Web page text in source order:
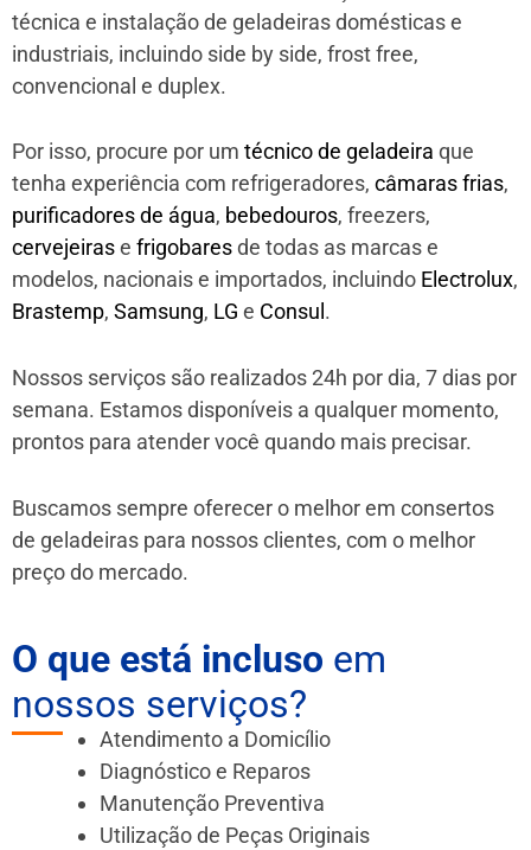
técnica e instalação de geladeiras domésticas e
industriais, incluindo side by side, frost free,
convencional e duplex.
Por isso, procure por um técnico de geladeira que
tenha experiência com refrigeradores, câmaras frias,
purificadores de água, bebedouros, freezers,
cervejeirase frigobaresde todas as marcas e
modelos, nacionais e importados, incluindo Electrolux,
Brastemp, Samsung, LG e Consul .
Nossos serviços são realizados 24h por dia, 7 dias por
semana. Estamos disponíveis a qualquer momento,
prontos para atender você quando mais precisar.
Buscamos sempre oferecer o melhor em consertos
de geladeiras para nossos clientes, com o melhor
preço do mercado.
O que está incluso em
nossos serviços?
Atendimento a Domicílio
Diagnóstico e Reparos
Manutenção Preventiva
Utilização de Peças Originais